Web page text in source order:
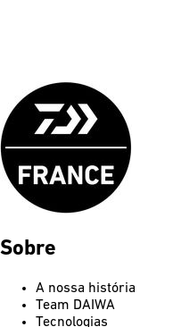
Sobre
A nossa história
Team DAIWA
Tecnologias